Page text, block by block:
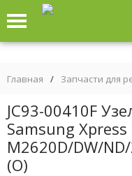
Главная / Запчасти для
JC93-00410F
Samsung Xpress
M2620D/DW/
(O)